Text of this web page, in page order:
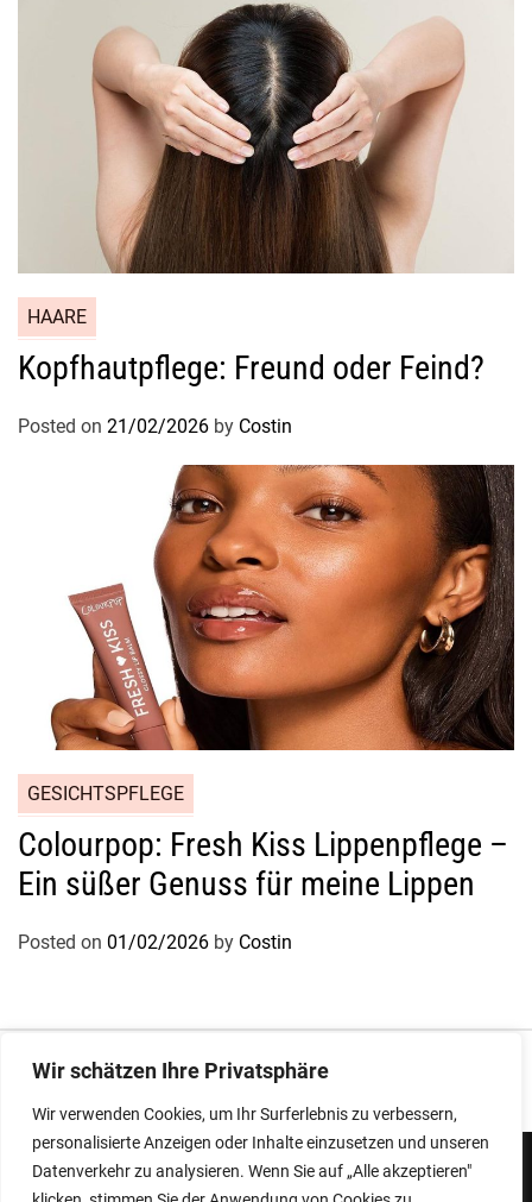
Wir schätzen Ihre Privatsphäre
Wir verwenden Cookies, um Ihr Surferlebnis zu verbessern,
personalisierte Anzeigen oder Inhalte einzusetzen und unseren
Datenverkehr zu analysieren. Wenn Sie auf „Alle akzeptieren"
HAARE
Kopfhautpflege: Freund oder Feind?
Posted on 21/02/2026 by Costin
GESICHTSPFLEGE
Colourpop: Fresh Kiss Lippenpflege –
Ein süßer Genuss für meine Lippen
Posted on 01/02/2026 by Costin